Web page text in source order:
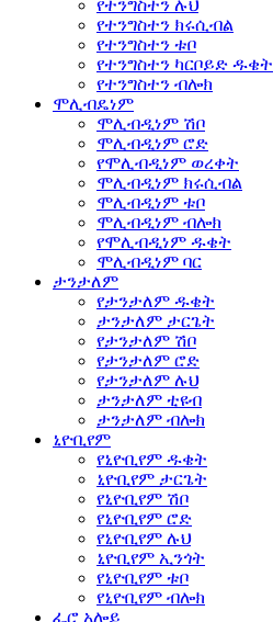
የተንግስተን ሉህ
የተንግስተን ክሩሲብል
የተንግስተን ቱቦ
የተንግስተን ካርቦይድ ዱቄት
የተንግስተን ብሎክ
ሞሊብዴነም
ሞሊብዲነም ሽቦ
ሞሊብዲነም ሮድ
የሞሊብዲነም ወረቀት
ሞሊብዲነም ክሩሲብል
ሞሊብዲነም ቱቦ
ሞሊብዲነም ብሎክ
የሞሊብዲነም ዱቄት
ሞሊብዲነም ባር
ታንታለም
የታንታለም ዱቄት
ታንታለም ታርጌት
የታንታለም ሽቦ
የታንታለም ሮድ
የታንታለም ሉህ
ታንታለም ቲዩብ
ታንታለም ብሎክ
ኒዮቢየም
የኒዮቢየም ዱቄት
ኒዮቢየም ታርጌት
የኒዮቢየም ሽቦ
የኒዮቢየም ሮድ
የኒዮቢየም ሉህ
ኒዮቢየም ኢንጎት
የኒዮቢየም ቱቦ
የኒዮቢየም ብሎክ
ፌሮ አሎይ